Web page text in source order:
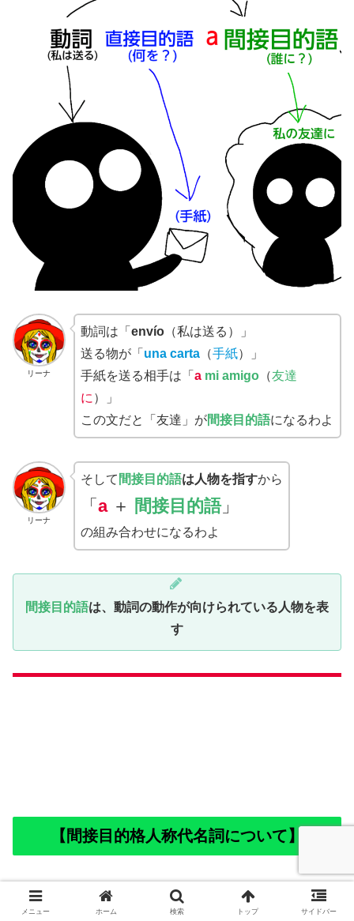
リーナ
動詞は「 envío（私は送る）」
送る物が「 una carta（手紙）」
手紙を送る相手は「 ami amigo（友達
に ）」
この文だと「友達」が間接目的語になるわよ
リーナ
そして 間接目的語は人物を指すから
「 a＋ 間接目的語」
の組み合わせになるわよ
間接目的語は、動詞の動作が向けられている人物を表
す
【間接目的格人称代名詞について】
間接目的格人称代名詞 間接目的語
にあたる人の名前を
使わずに
メニュー ホーム 検索 トップ サイドバー